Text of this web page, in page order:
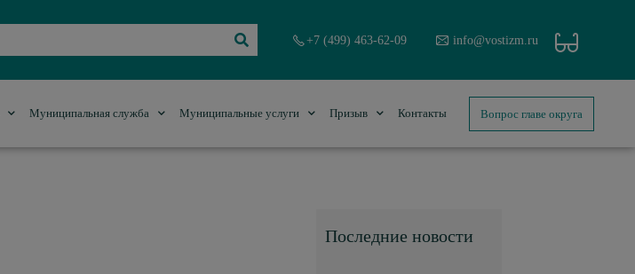
+7 (499) 463-62-09 info@vostizm.ru
Муниципальная служба Муниципальные услуги Призыв Контакты Вопрос главе округа
Последние новости